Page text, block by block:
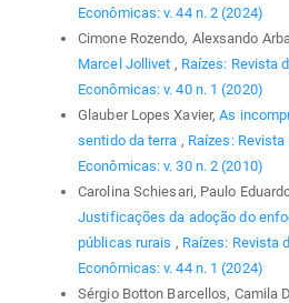
Econômicas: v. 44 n. 2 (2024)
Cimone Rozendo, Alexsando
Marcel Jollivet , Raízes: Revista
Econômicas: v. 40 n. 1 (2020)
Glauber Lopes Xavier,As
sentido da terra , Raízes:
Econômicas: v. 30 n. 2 (2010)
Carolina Schiesari, Paulo
Justificações da adoção do
públicas rurais , Raízes: Revista
Econômicas: v. 44 n. 1 (2024)
Sérgio Botton Barcellos, Camila